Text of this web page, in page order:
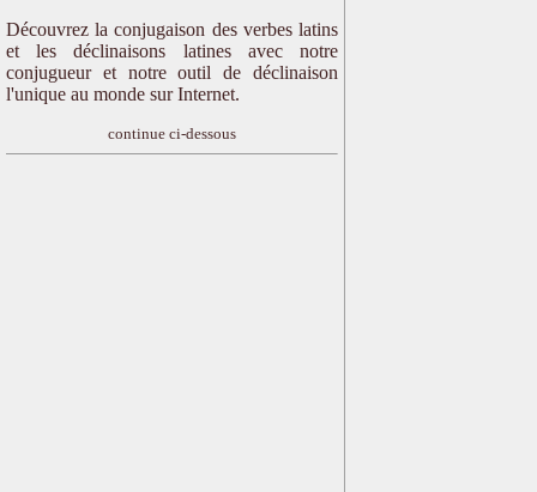
Découvrez la conjugaison des verbes latins
et les déclinaisons latines avec notre
conjugueur et notre outil de déclinaison
l'unique au monde sur Internet.
continue ci-dessous